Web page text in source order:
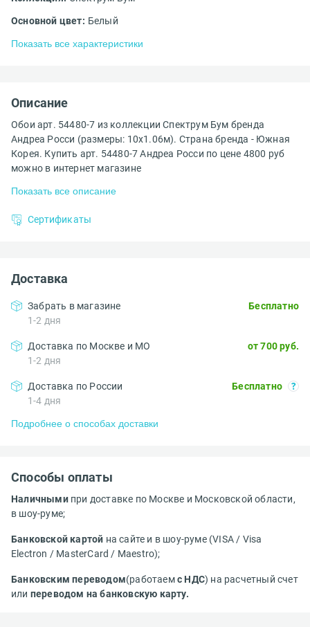
Основной цвет: Белый
Показать все характеристики
Описание
Обои арт. 54480-7 из коллекции Спектрум Бум бренда
Андреа Росси (размеры: 10х1.06м). Страна бренда - Южная
Корея. Купить арт. 54480-7 Андреа Росси по цене 4800 руб
можно в интернет магазине
Показать все описание
Сертификаты
Доставка
Забрать в магазине
1-2 дня
Бесплатно
Доставка по Москве и МО
1-2 дня
от 700 руб.
Доставка по России
1-4 дня
Бесплатно
Подробнее о способах доставки
Способы оплаты
Наличнымипри доставке по Москве и Московской области,
в шоу-руме;
Банковской картой на сайте и в шоу-руме (VISA / Visa
Electron / MasterCard / Maestro);
Банковским переводом(работаемс НДС) на расчетный счет
или переводом на банковскую карту.